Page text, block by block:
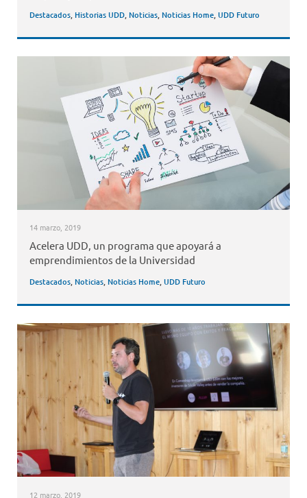
Destacados, Historias UDD, Noticias, Noticias Home,UDD Futuro
14 marzo, 2019
Acelera UDD, un programa que apoyará a
emprendimientos de la Universidad
Destacados, Noticias, Noticias Home,UDD Futuro
12 marzo, 2019